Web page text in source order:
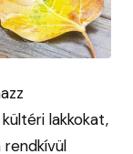
lakkokat,